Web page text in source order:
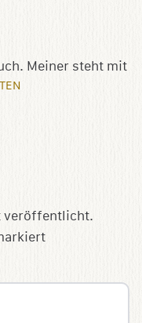
Meiner steht mit
veröffentlicht.